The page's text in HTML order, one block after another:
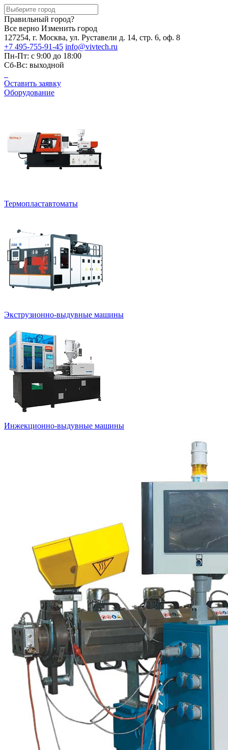
Правильный город?
Все верно Изменить город
127254, г. Москва, ул. Руставели д. 14, стр. 6, оф. 8
+7 495-755-91-45 info@vivtech.ru
Пн-Пт: с 9:00 до 18:00
Сб-Вс: выходной
Оставить заявку
Оборудование
Термопластавтоматы
Экструзионно-выдувные машины
Инжекционно-выдувные машины